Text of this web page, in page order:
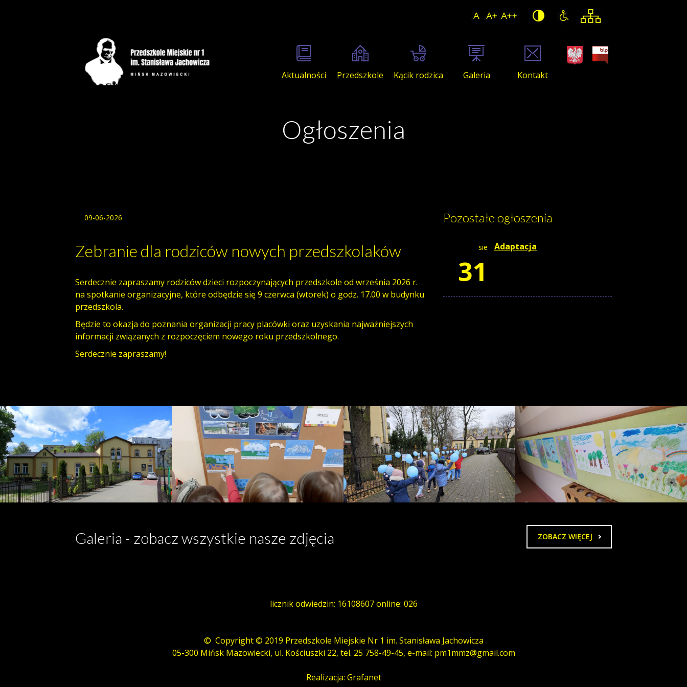
Aktualności Przedszkole Kącik rodzica Galeria Kontakt
Ogłoszenia
09-06-2026
Zebranie dla rodziców nowych przedszkolaków
Serdecznie zapraszamy rodziców dzieci rozpoczynających przedszkole od września 2026 r.
na spotkanie organizacyjne, które odbędzie się 9 czerwca (wtorek) o godz. 17.00 w budynku
przedszkola.
Będzie to okazja do poznania organizacji pracy placówki oraz uzyskania najważniejszych
informacji związanych z rozpoczęciem nowego roku przedszkolnego.
Serdecznie zapraszamy!
Pozostałe ogłoszenia
sie
31
Adaptacja
Galeria - zobacz wszystkie nasze zdjęcia ZOBACZ WIĘCEJ
licznik odwiedzin: 16108607online: 026
© Copyright © 2019 Przedszkole Miejskie Nr 1 im. Stanisława Jachowicza
05-300 Mińsk Mazowiecki, ul. Kościuszki 22, tel. 25 758-49-45, e-mail: pm1mmz@gmail.com
Realizacja: Grafanet